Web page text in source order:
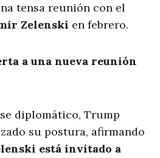
tensa reunión con el
Zelenski en febrero.
a una nueva reunión
diplomático, Trump
su postura, afirmando
está invitado a